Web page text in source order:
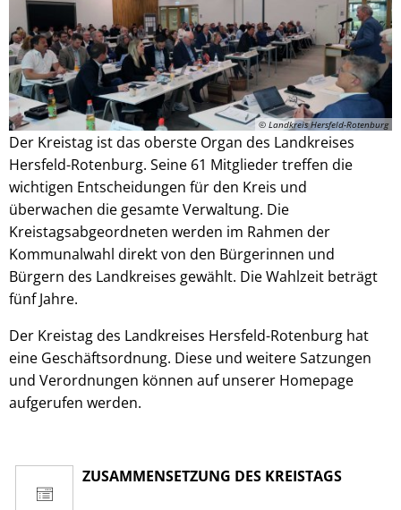
Julian Schaepertoens, © www.js-media.online
© Landkreis Hersfeld-Rotenburg
Der Kreistag ist das oberste Organ des Landkreises
Hersfeld-Rotenburg. Seine 61 Mitglieder treffen die
wichtigen Entscheidungen für den Kreis und
überwachen die gesamte Verwaltung. Die
Kreistagsabgeordneten werden im Rahmen der
Kommunalwahl direkt von den Bürgerinnen und
Bürgern des Landkreises gewählt. Die Wahlzeit beträgt
fünf Jahre.
Der Kreistag des Landkreises Hersfeld-Rotenburg hat
eine Geschäftsordnung. Diese und weitere Satzungen
und Verordnungen können auf unserer Homepage
aufgerufen werden.
ZUSAMMENSETZUNG DES KREISTAGS